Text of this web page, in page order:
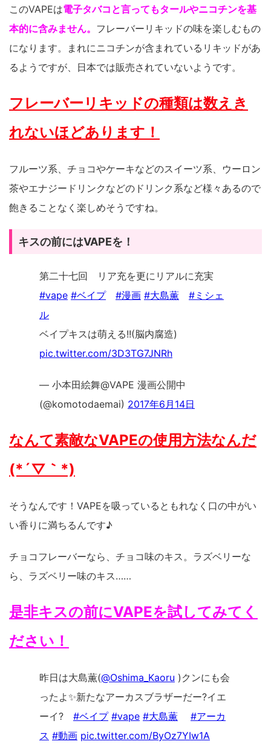
このVAPEは電子タバコと言ってもタールやニコチンを基
本的に含みません。 フレーバーリキッドの味を楽しむもの
になります。まれにニコチンが含まれているリキッドがあ
るようですが、日本では販売されていないようです。
フレーバーリキッドの種類は数えき
れないほどあります！
フルーツ系、チョコやケーキなどのスイーツ系、ウーロン
茶やエナジードリンクなどのドリンク系など様々あるので
飽きることなく楽しめそうですね。
キスの前にはVAPEを！
第二十七回 リア充を更にリアルに充実
#vape #ベイプ #漫画 #大島薫
#ミシェ
ル
ベイプキスは萌える!!(脳内腐造)
pic.twitter.com/3D3TG7JNRh
— 小本田絵舞@VAPE 漫画公開中
(@komotodaemai) 2017年6月14日
なんて素敵なVAPEの使用方法なんだ
(*´▽｀*)
そうなんです！VAPEを吸っているともれなく口の中がい
い香りに満ちるんです♪
チョコフレーバーなら、チョコ味のキス。ラズベリーな
ら、ラズベリー味のキス……
是非キスの前にVAPEを試してみてく
ださい！
昨日は大島薫(@Oshima_Kaoru )クンにも会
ったよ✨新たなアーカスブラザーだー?イエ
ーイ? #ベイプ #vape #大島薫
#アーカ
ス #動画 pic.twitter.com/ByOz7YIw1A